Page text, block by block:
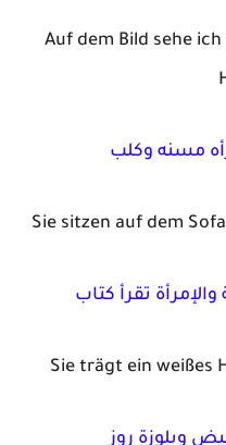
Auf dem Bild sehe
Sie sitzen auf dem
والإمرأة
Sie trägt ein weißes